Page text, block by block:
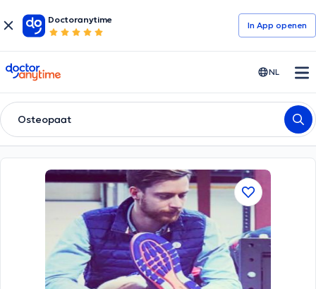
Doctoranytime
In App openen
doctoranytime NL
Osteopaat